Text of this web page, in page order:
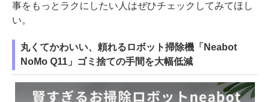
事をもっとラクにしたい人はぜひチェックしてみてほし
い。
丸くてかわいい、頼れるロボット掃除機「Neabot
NoMo Q11」ゴミ捨ての手間を大幅低減